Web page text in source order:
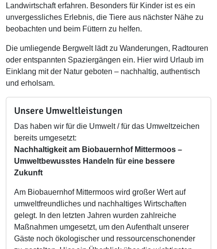
Landwirtschaft erfahren. Besonders für Kinder ist es ein
unvergessliches Erlebnis, die Tiere aus nächster Nähe zu
beobachten und beim Füttern zu helfen.
Die umliegende Bergwelt lädt zu Wanderungen, Radtouren
oder entspannten Spaziergängen ein. Hier wird Urlaub im
Einklang mit der Natur geboten – nachhaltig, authentisch
und erholsam.
Unsere Umweltleistungen
Das haben wir für die Umwelt / für das Umweltzeichen
bereits umgesetzt:
Nachhaltigkeit am Biobauernhof Mittermoos –
Umweltbewusstes Handeln für eine bessere
Zukunft
Am Biobauernhof Mittermoos wird großer Wert auf
umweltfreundliches und nachhaltiges Wirtschaften
gelegt. In den letzten Jahren wurden zahlreiche
Maßnahmen umgesetzt, um den Aufenthalt unserer
Gäste noch ökologischer und ressourcenschonender